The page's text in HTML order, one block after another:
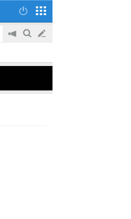
공
on/off
검
글
쓰